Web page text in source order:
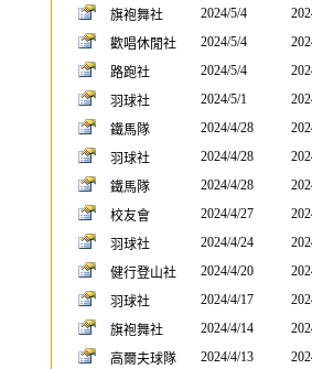
旗袍舞社
2024/5/4
歡唱休閒社
2024/5/4
路跑社
2024/5/4
羽球社
2024/5/1
鐵馬隊
2024/4/28
羽球社
2024/4/28
鐵馬隊
2024/4/28
校友會
2024/4/27
羽球社
2024/4/24
健行登山社
2024/4/20
羽球社
2024/4/17
旗袍舞社
2024/4/14
高爾夫球隊
2024/4/13